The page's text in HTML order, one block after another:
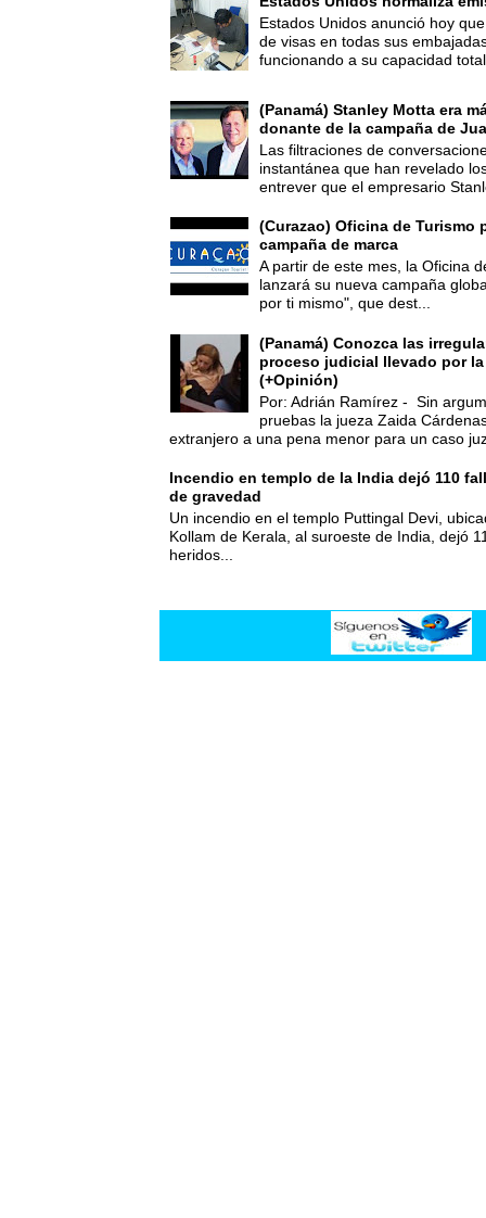
Estados Unidos anunció hoy
de visas en todas sus
funcionando a su capacidad
(Panamá) Stanley Motta era
donante de la campaña de
Las filtraciones de
instantánea que han revelado
entrever que el empresario
(Curazao) Oficina de Turismo
campaña de marca
A partir de este mes, la Oficina
lanzará su nueva campaña
por ti mismo", que dest...
(Panamá) Conozca las
proceso judicial llevado por
(+Opinión)
Por: Adrián Ramírez - Sin
pruebas la jueza Zaida
extranjero a una pena menor para un caso
Incendio en templo de la India dejó 110
de gravedad
Un incendio en el templo Puttingal Devi,
Kollam de Kerala, al suroeste de India, dejó
heridos...